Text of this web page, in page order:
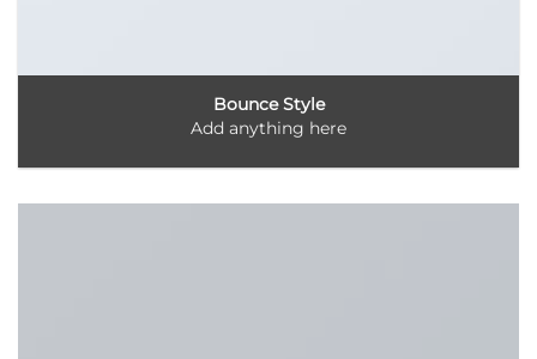
Bounce Style
Add anything here